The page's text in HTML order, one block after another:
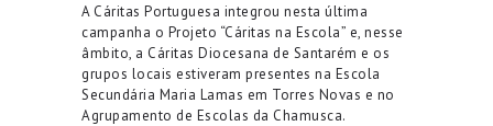
A Cáritas Portuguesa integrou nesta última
campanha o Projeto “Cáritas na Escola” e, nesse
âmbito, a Cáritas Diocesana de Santarém e os
grupos locais estiveram presentes na Escola
Secundária Maria Lamas em Torres Novas e no
Agrupamento de Escolas da Chamusca.